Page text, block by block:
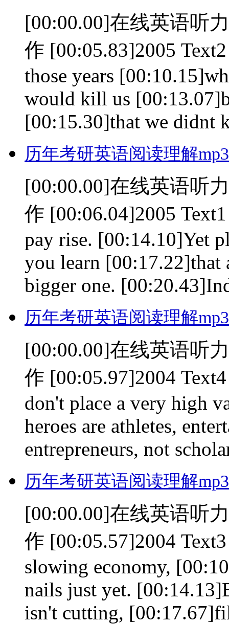
[00:00.00]在线英语听
作 [00:05.83]2005
those years
would kill us
[00:15.30]that we didnt
历年考研英语阅读理解
[00:00.00]在线英语听
作 [00:06.04]2005
pay rise. [00:14.10]Yet
you learn [00:17.22]that
bigger one.
历年考研英语阅读理解
[00:00.00]在线英语听
作 [00:05.97]2004
don't place a very high
heroes are athletes,
entrepreneurs, not
历年考研英语阅读理解
[00:00.00]在线英语听
作 [00:05.57]2004
slowing economy,
nails just yet.
isn't cutting,